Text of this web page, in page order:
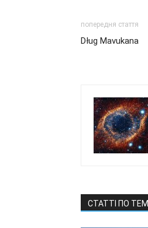
попередня стаття
Dług Mavukana
СТАТТІ ПО ТЕМІ